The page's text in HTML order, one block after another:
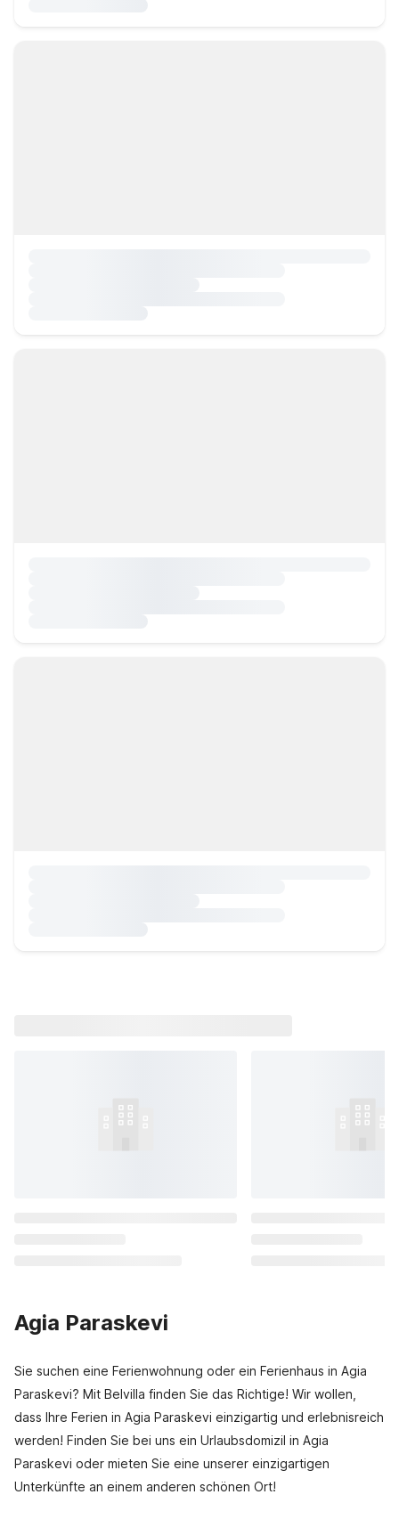
Agia Paraskevi
Sie suchen eine Ferienwohnung oder ein Ferienhaus in Agia
Paraskevi? Mit Belvilla finden Sie das Richtige! Wir wollen,
dass Ihre Ferien in Agia Paraskevi einzigartig und erlebnisreich
werden! Finden Sie bei uns ein Urlaubsdomizil in Agia
Paraskevi oder mieten Sie eine unserer einzigartigen
Unterkünfte an einem anderen schönen Ort!